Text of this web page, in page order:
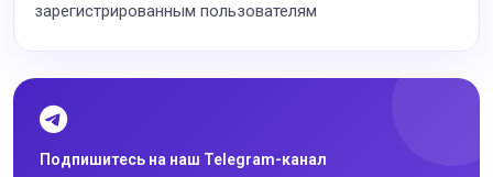
зарегистрированным пользователям
Подпишитесь на наш Telegram-канал